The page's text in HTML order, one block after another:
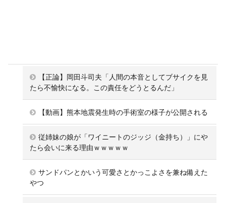
【正論】岡田斗司夫「人間の本音としてブサイクを見
たら不愉快になる。この責任をどうとるんだ」
【動画】熊本地震発生時の手術室の様子が公開される
従姉妹の娘が「ワイニートのジッジ（金持ち）」にや
たら会いに来る理由ｗｗｗｗｗ
サンドパンとかいう可愛さとかっこよさを兼ね備えた
やつ